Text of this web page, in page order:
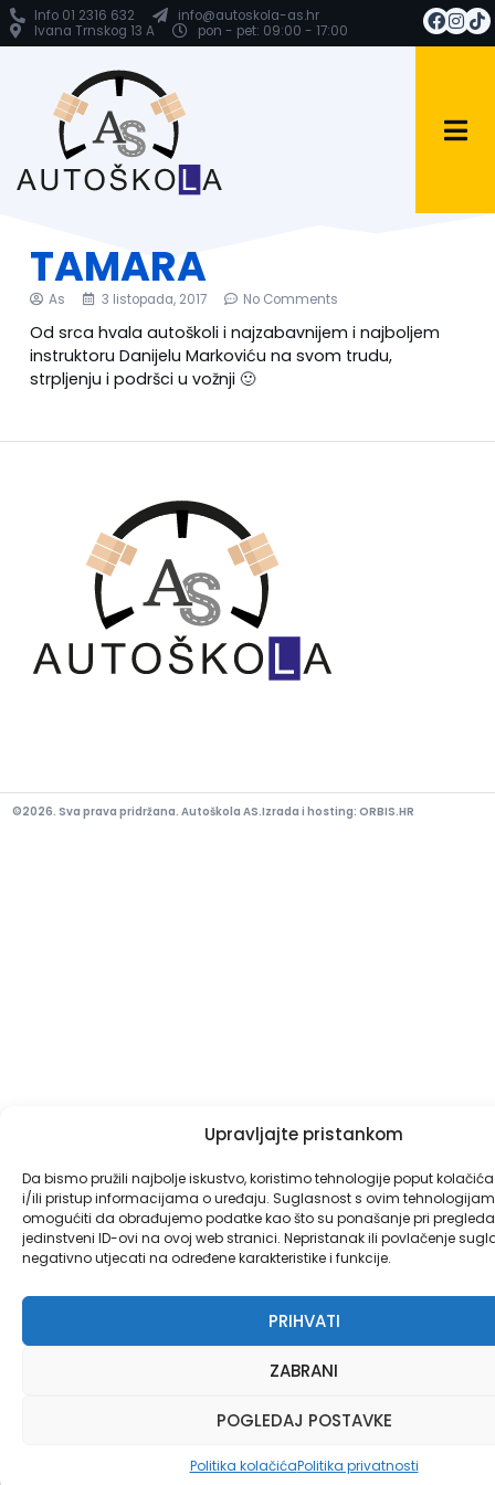
Upravljajte pristankom
Da bismo pružili najbolje iskustvo, koristimo tehnologije poput
i/ili pristup informacijama o uređaju. Suglasnost s ovim
omogućiti da obrađujemo podatke kao što su ponašanje pri
jedinstveni ID-ovi na ovoj web stranici. Nepristanak ili povlačenje
negativno utjecati na određene karakteristike i funkcije.
PRIHVATI
ZABRANI
POGLEDAJ POSTAVKE
Politika kolačićaPolitika privatnosti
Info 01 2316 632
info@autoskola-as.hr
Ivana Trnskog 13 A
pon - pet: 09:00 - 17:00
TAMARA
As 3 listopada, 2017 No Comments
Od srca hvala autoškoli i najzabavnijem i najboljem
instruktoru Danijelu Markoviću na svom trudu,
strpljenju i podršci u vožnji 🙂
©2026. Sva prava pridržana. Autoškola AS.Izrada i hosting: ORBIS.HR